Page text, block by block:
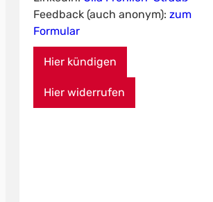
Feedback (auch anonym): zum
Formular
Hier kündigen
Hier widerrufen